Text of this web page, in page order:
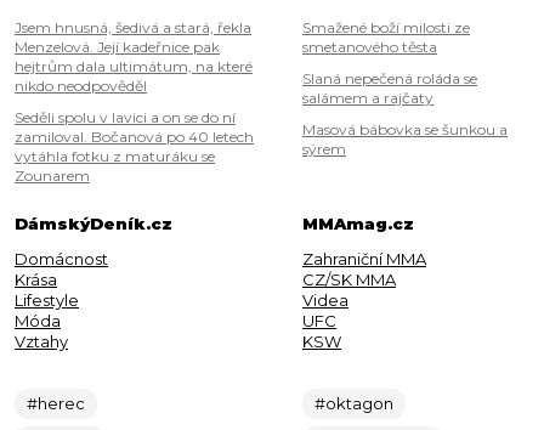
Jsem hnusná, šedivá a stará, řekla
Menzelová. Její kadeřnice pak
hejtrům dala ultimátum, na které
nikdo neodpověděl
Seděli spolu v lavici a on se do ní
zamiloval. Bočanová po 40 letech
vytáhla fotku z maturáku se
Zounarem
Smažené boží milosti ze
smetanového těsta
Slaná nepečená roláda se
salámem a rajčaty
Masová bábovka se šunkou a
sýrem
DámskýDeník.cz
Domácnost
Krása
Lifestyle
Móda
Vztahy
#herec
MMAmag.cz
Zahraniční MMA
CZ/SK MMA
Videa
UFC
KSW
#oktagon